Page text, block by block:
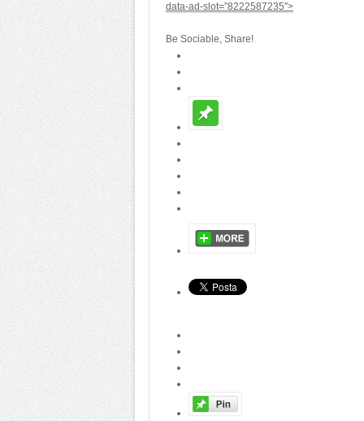
data-ad-slot=”8222587235″>
Be Sociable, Share!